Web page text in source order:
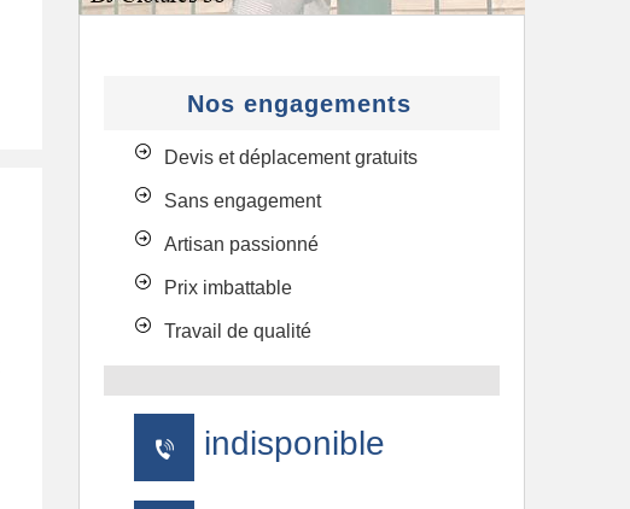
Nos engagements
Devis et déplacement gratuits
Sans engagement
Artisan passionné
Prix imbattable
Travail de qualité
indisponible